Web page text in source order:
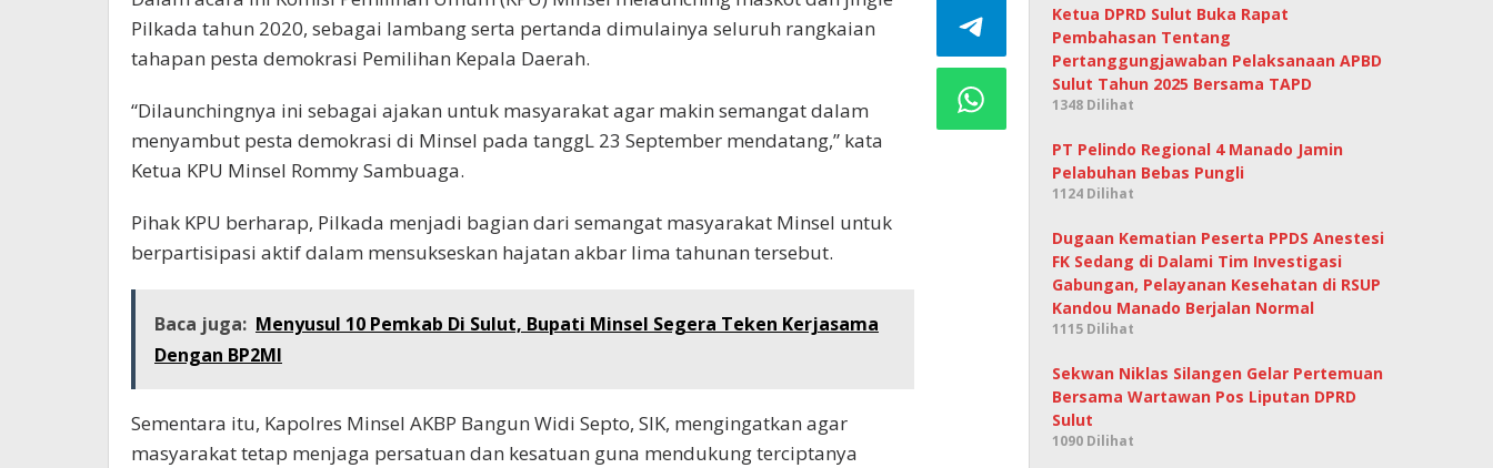
Pilkada tahun 2020, sebagai lambang serta pertanda dimulainya seluruh rangkaian
tahapan pesta demokrasi Pemilihan Kepala Daerah.
“Dilaunchingnya ini sebagai ajakan untuk masyarakat agar makin semangat dalam
menyambut pesta demokrasi di Minsel pada tanggL 23 September mendatang,” kata
Ketua KPU Minsel Rommy Sambuaga.
Pihak KPU berharap, Pilkada menjadi bagian dari semangat masyarakat Minsel untuk
berpartisipasi aktif dalam mensukseskan hajatan akbar lima tahunan tersebut.
Baca juga: Menyusul 10 Pemkab Di Sulut, Bupati Minsel Segera Teken Kerjasama
Dengan BP2MI
Sementara itu, Kapolres Minsel AKBP Bangun Widi Septo, SIK, mengingatkan agar
masyarakat tetap menjaga persatuan dan kesatuan guna mendukung terciptanya
Ketua DPRD Sulut Buka Rapat
Pembahasan Tentang
Pertanggungjawaban Pelaksanaan APBD
Sulut Tahun 2025 Bersama TAPD
1348 Dilihat
PT Pelindo Regional 4 Manado Jamin
Pelabuhan Bebas Pungli
1124 Dilihat
Dugaan Kematian Peserta PPDS Anestesi
FK Sedang di Dalami Tim Investigasi
Gabungan, Pelayanan Kesehatan di RSUP
Kandou Manado Berjalan Normal
1115 Dilihat
Sekwan Niklas Silangen Gelar Pertemuan
Bersama Wartawan Pos Liputan DPRD
Sulut
1090 Dilihat